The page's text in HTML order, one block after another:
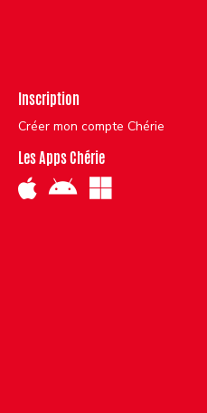
Inscription
Créer mon compte Chérie
Les Apps Chérie